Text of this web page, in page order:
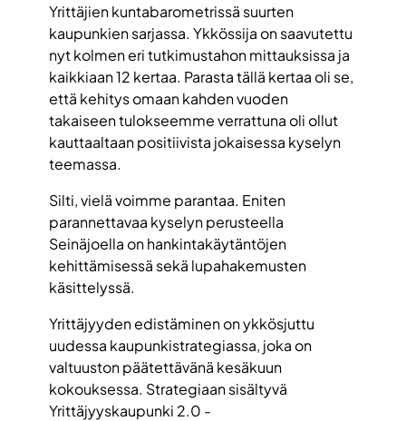
Yrittäjien kuntabarometrissä suurten
kaupunkien sarjassa. Ykkössija on saavutettu
nyt kolmen eri tutkimustahon mittauksissa ja
kaikkiaan 12 kertaa. Parasta tällä kertaa oli se,
että kehitys omaan kahden vuoden
takaiseen tulokseemme verrattuna oli ollut
kauttaaltaan positiivista jokaisessa kyselyn
teemassa.
Silti, vielä voimme parantaa. Eniten
parannettavaa kyselyn perusteella
Seinäjoella on hankintakäytäntöjen
kehittämisessä sekä lupahakemusten
käsittelyssä.
Yrittäjyyden edistäminen on ykkösjuttu
uudessa kaupunkistrategiassa, joka on
valtuuston päätettävänä kesäkuun
kokouksessa. Strategiaan sisältyvä
Yrittäjyyskaupunki 2.0 -